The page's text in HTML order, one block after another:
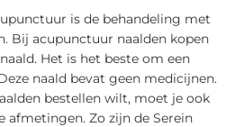
is de behandeling met
Bij acupunctuur naalden kopen
Het is het beste om een
naald bevat geen medicijnen.
bestellen wilt, moet je ook
afmetingen. Zo zijn de Serein